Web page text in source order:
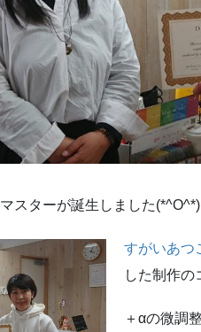
スターが誕生しました(*^O^*)
すがいあつ
した制作の
＋αの微調